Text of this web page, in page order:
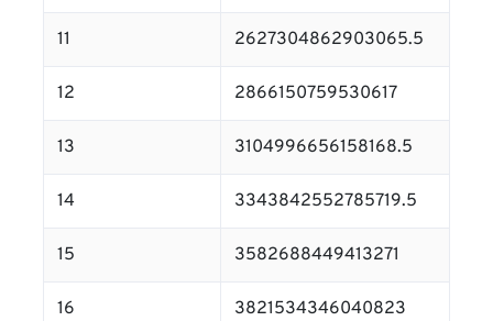
11 2627304862903065.5
12 2866150759530617
13 3104996656158168.5
14 3343842552785719.5
15 3582688449413271
16 3821534346040823